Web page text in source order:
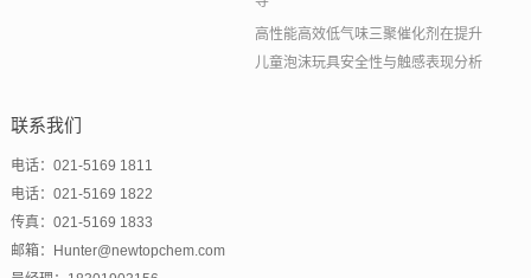
高性能高效低气味三聚催化剂在提升
儿童泡沫玩具安全性与触感表现分析
联系我们
电话：021-5169 1811
电话：021-5169 1822
传真：021-5169 1833
邮箱：Hunter@newtopchem.com